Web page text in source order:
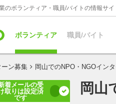
のボランティア・職員/バイトの情報サイ
ボランティア 職員/バイト
ーン募集 岡山でのNPO・NGOイン
岡山
着メールの受
取りは設定済
です